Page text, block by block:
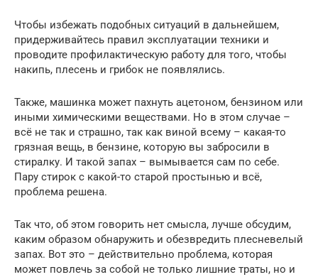
Чтобы избежать подобных ситуаций в дальнейшем,
придерживайтесь правил эксплуатации техники и
проводите профилактическую работу для того, чтобы
накипь, плесень и грибок не появлялись.
Также, машинка может пахнуть ацетоном, бензином или
иными химическими веществами. Но в этом случае –
всё не так и страшно, так как виной всему – какая-то
грязная вещь, в бензине, которую вы забросили в
стиралку. И такой запах – вымывается сам по себе.
Пару стирок с какой-то старой простынью и всё,
проблема решена.
Так что, об этом говорить нет смысла, лучше обсудим,
каким образом обнаружить и обезвредить плесневелый
запах. Вот это – действительно проблема, которая
может повлечь за собой не только лишние траты, но и